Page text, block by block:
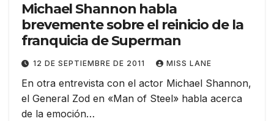
Michael Shannon habla
brevemente sobre el reinicio de la
franquicia de Superman
12 DE SEPTIEMBRE DE 2011 MISS LANE
En otra entrevista con el actor Michael Shannon,
el General Zod en «Man of Steel» habla acerca
de la emoción…